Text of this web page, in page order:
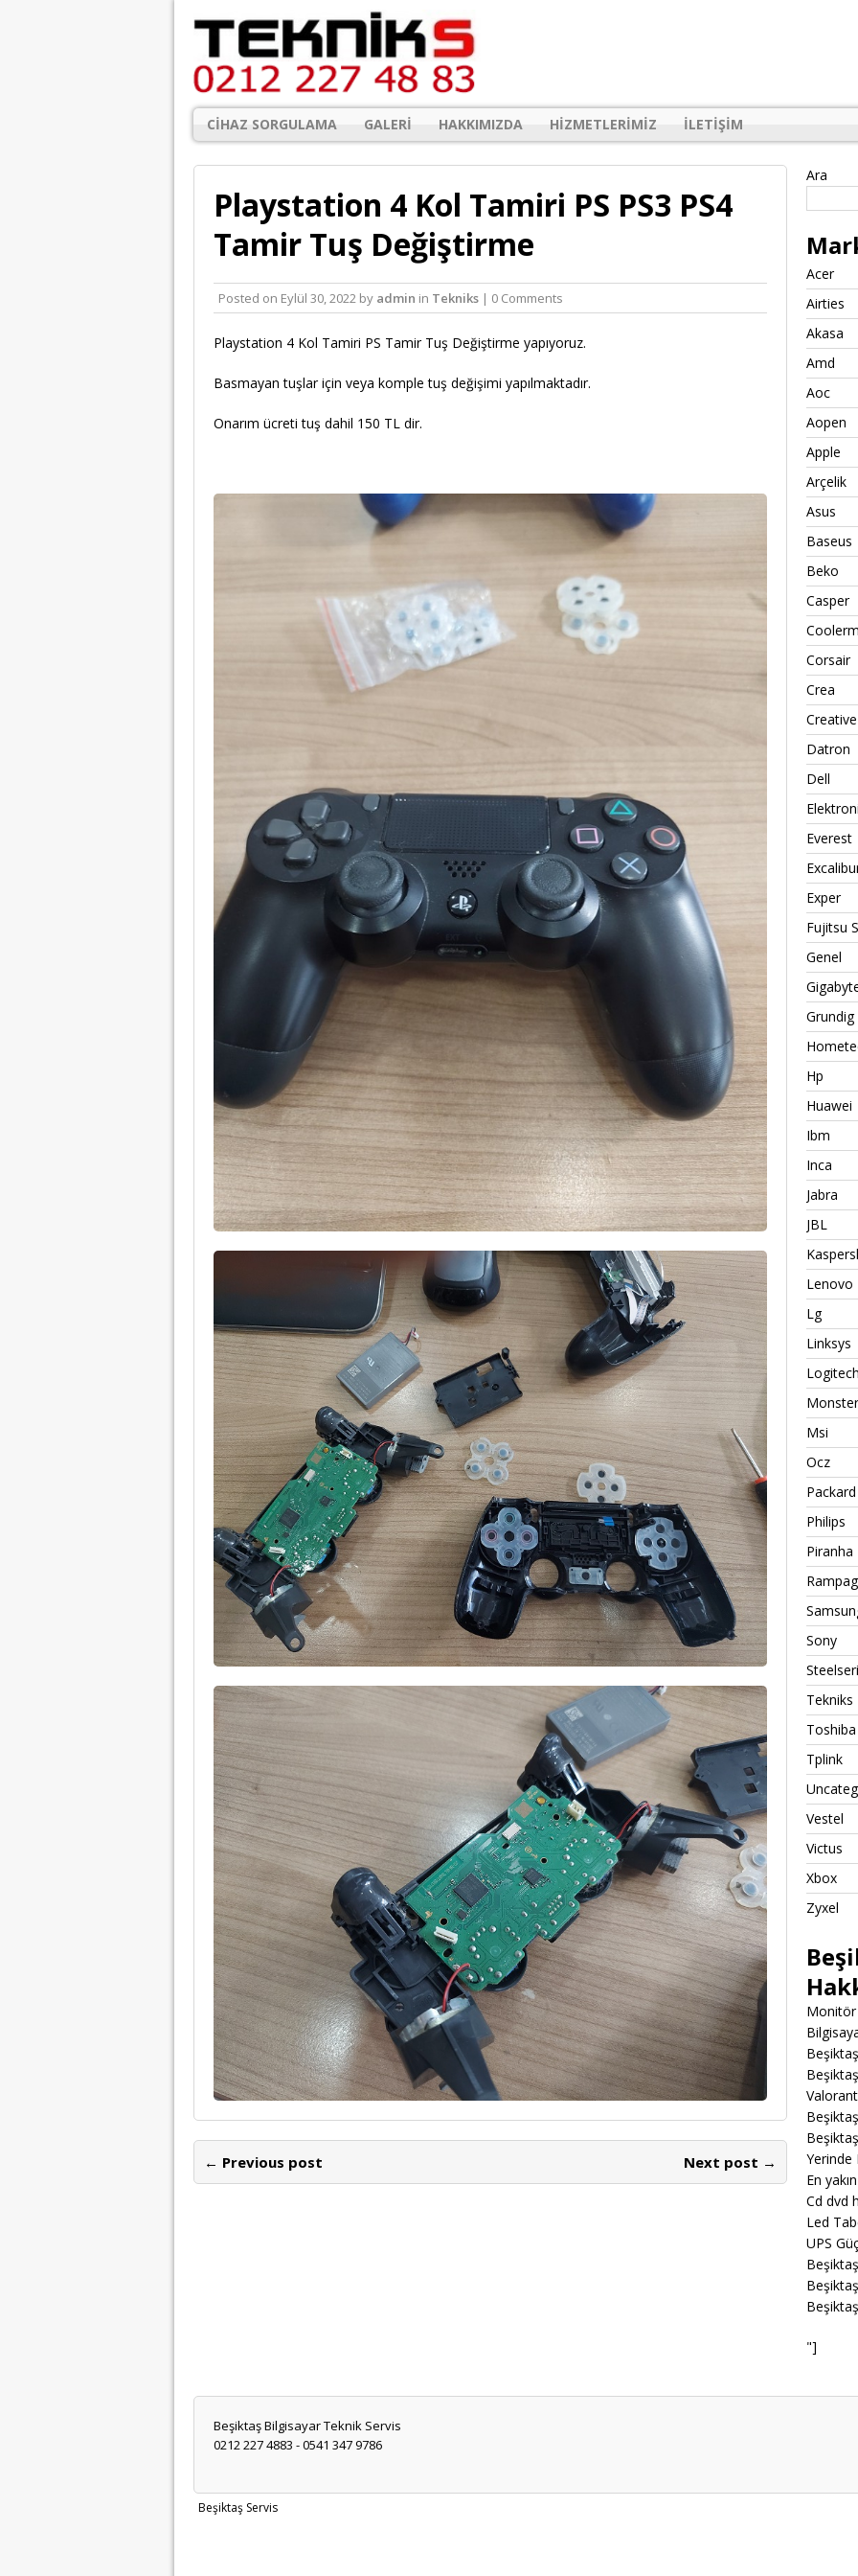
CIHAZ SORGULAMA GALERI HAKKIMIZDA HIZMETLERIMIZ İLETIŞIM
Playstation 4 Kol Tamiri PS PS3 PS4
Tamir Tuş Değiştirme
Posted on Eylül 30, 2022 by admin in Tekniks | 0 Comments
Playstation 4 Kol Tamiri PS Tamir Tuş Değiştirme yapıyoruz.
Basmayan tuşlar için veya komple tuş değişimi yapılmaktadır.
Onarım ücreti tuş dahil 150 TL dir.
← Previous post Next post →
Ara
Acer
Airties
Akasa
Amd
Aoc
Aopen
Apple
Arçelik
Asus
Baseus
Beko
Casper
Corsair
Crea
Creative
Datron
Dell
Everest
Exper
Fujitsu
Genel
Grundig
Hp
Huawei
Ibm
Inca
Jabra
JBL
Lenovo
Lg
Linksys
Logitech
Monster
Msi
Ocz
Philips
Piranha
Sony
Tekniks
Toshiba
Tplink
Vestel
Victus
Xbox
Zyxel
Monitör
Yerinde
En
Cd dvd
Led
UPS
"]
Beşiktaş Bilgisayar Teknik Servis
0212 227 4883 - 0541 347 9786
Beşiktaş Servis